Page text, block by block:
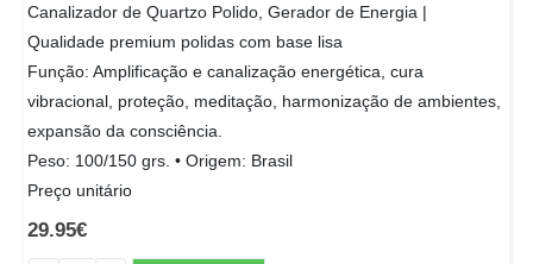
Canalizador de Quartzo Polido, Gerador de Energia |
Qualidade premium polidas com base lisa
Função: Amplificação e canalização energética, cura
vibracional, proteção, meditação, harmonização de ambientes,
expansão da consciência.
Peso: 100/150 grs. • Origem: Brasil
Preço unitário
29.95€